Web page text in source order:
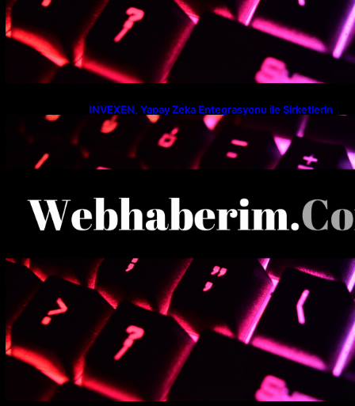
INVEXEN, Yapay Zeka Entegrasyonu ile Şirketlerin
Verimlilik Seviyesini Yeniden Tanımlıyor